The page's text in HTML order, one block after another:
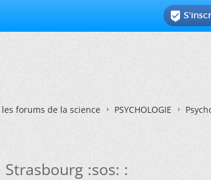

forums de la science PSYCHOLOGIE
:sos: :